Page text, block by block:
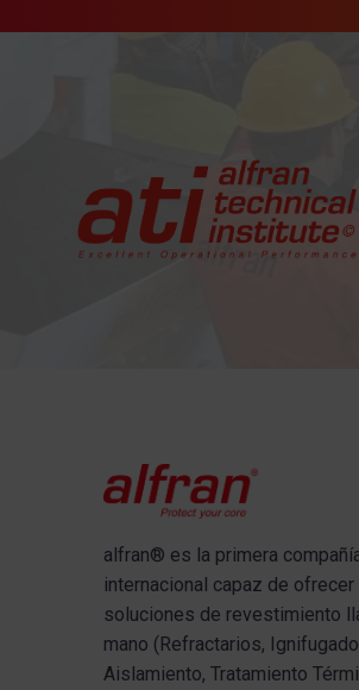
alfran® es la primera
internacional capaz de ofrecer
soluciones de revestimiento
mano (Refractarios,
Aislamiento, Tratamiento